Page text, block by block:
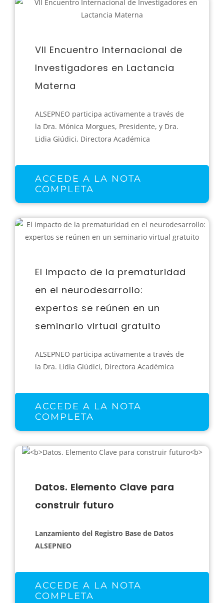
VII Encuentro Internacional de
Investigadores en Lactancia
Materna
ALSEPNEO participa activamente a través de
la Dra. Mónica Morgues, Presidente, y Dra.
Lidia Giúdici, Directora Académica
ACCEDE A LA NOTA
COMPLETA
El impacto de la prematuridad
en el neurodesarrollo:
expertos se reúnen en un
seminario virtual gratuito
ALSEPNEO participa activamente a través de
la Dra. Lidia Giúdici, Directora Académica
ACCEDE A LA NOTA
COMPLETA
Datos. Elemento Clave para
construir futuro
Lanzamiento del Registro Base de Datos
ALSEPNEO
ACCEDE A LA NOTA
COMPLETA